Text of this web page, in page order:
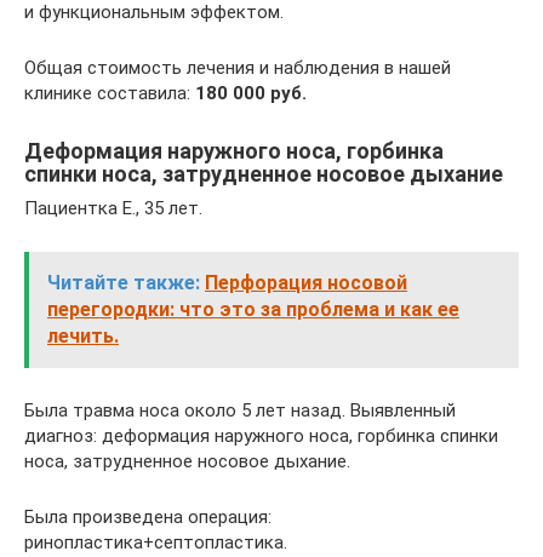
и функциональным эффектом.
Общая стоимость лечения и наблюдения в нашей
клинике составила: 180 000 руб.
Деформация наружного носа, горбинка
спинки носа, затрудненное носовое дыхание
Пациентка Е., 35 лет.
Читайте также: Перфорация носовой
перегородки: что это за проблема и как ее
лечить.
Была травма носа около 5 лет назад. Выявленный
диагноз: деформация наружного носа, горбинка спинки
носа, затрудненное носовое дыхание.
Была произведена операция:
ринопластика+септопластика.